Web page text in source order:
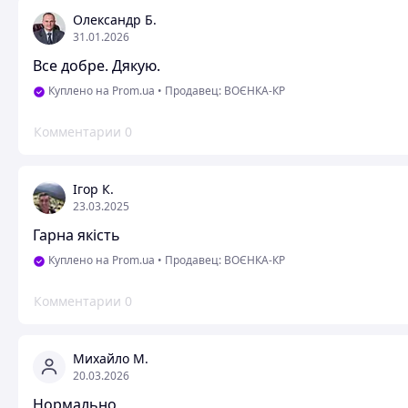
Олександр Б.
31.01.2026
Все добре. Дякую.
Куплено на Prom.ua • Продавец: ВОЄНКА-КР
Комментарии 0
Ігор К.
23.03.2025
Гарна якість
Куплено на Prom.ua • Продавец: ВОЄНКА-КР
Комментарии 0
Михайло М.
20.03.2026